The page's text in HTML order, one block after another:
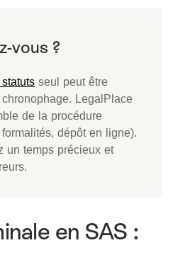
seul peut être
LegalPlace
de la procédure
dépôt en ligne).
un temps précieux et
en SAS :